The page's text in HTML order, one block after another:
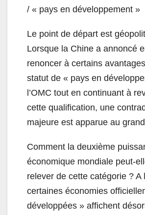
/ « pays en développement »
Le point de départ est
Lorsque la Chine a annoncé
renoncer à certains
statut de « pays en
l’OMC tout en continuant à
cette qualification, une
majeure est apparue au
Comment la deuxième
économique mondiale peut-
relever de cette catégorie ? A
certaines économies
développées » affichent